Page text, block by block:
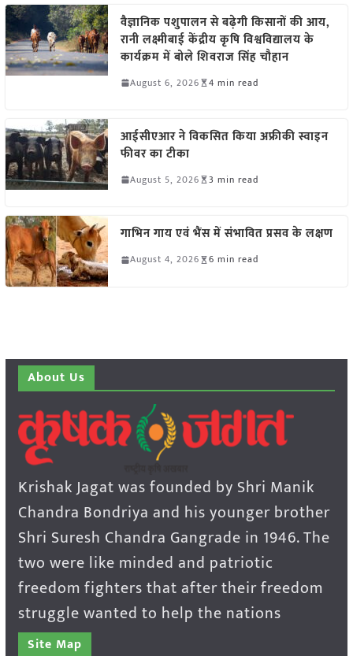
वैज्ञानिक पशुपालन से बढ़ेगी किसानों की आय,
रानी लक्ष्मीबाई केंद्रीय कृषि विश्वविद्यालय के
कार्यक्रम में बोले शिवराज सिंह चौहान
August 6, 2026 4 min read
आईसीएआर ने विकसित किया अफ्रीकी स्वाइन
फीवर का टीका
August 5, 2026 3 min read
गाभिन गाय एवं भैंस में संभावित प्रसव के लक्षण
August 4, 2026 6 min read
About Us
Krishak Jagat was founded by Shri Manik
Chandra Bondriya and his younger brother
Shri Suresh Chandra Gangrade in 1946. The
two were like minded and patriotic
freedom fighters that after their freedom
struggle wanted to help the nations
Site Map